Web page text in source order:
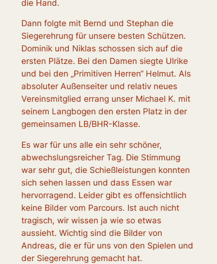
die Hand.
Dann folgte mit Bernd und Stephan die
Siegerehrung für unsere besten Schützen.
Dominik und Niklas schossen sich auf die
ersten Plätze. Bei den Damen siegte Ulrike
und bei den „Primitiven Herren“ Helmut. Als
absoluter Außenseiter und relativ neues
Vereinsmitglied errang unser Michael K. mit
seinem Langbogen den ersten Platz in der
gemeinsamen LB/BHR-Klasse.
Es war für uns alle ein sehr schöner,
abwechslungsreicher Tag. Die Stimmung
war sehr gut, die Schießleistungen konnten
sich sehen lassen und dass Essen war
hervorragend. Leider gibt es offensichtlich
keine Bilder vom Parcours. Ist auch nicht
tragisch, wir wissen ja wie so etwas
aussieht. Wichtig sind die Bilder von
Andreas, die er für uns von den Spielen und
der Siegerehrung gemacht hat.